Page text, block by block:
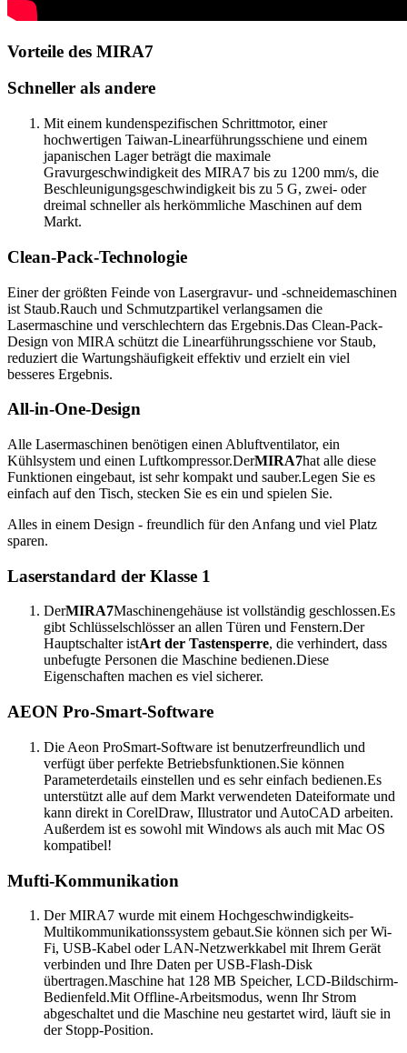
Vorteile des MIRA7
Schneller als andere
Mit einem kundenspezifischen Schrittmotor, einer
hochwertigen Taiwan-Linearführungsschiene und einem
japanischen Lager beträgt die maximale
Gravurgeschwindigkeit des MIRA7 bis zu 1200 mm/s, die
Beschleunigungsgeschwindigkeit bis zu 5 G, zwei- oder
dreimal schneller als herkömmliche Maschinen auf dem
Markt.
Clean-Pack-Technologie
Einer der größten Feinde von Lasergravur- und -schneidemaschinen
ist Staub.Rauch und Schmutzpartikel verlangsamen die
Lasermaschine und verschlechtern das Ergebnis.Das Clean-Pack-
Design von MIRA schützt die Linearführungsschiene vor Staub,
reduziert die Wartungshäufigkeit effektiv und erzielt ein viel
besseres Ergebnis.
All-in-One-Design
Alle Lasermaschinen benötigen einen Abluftventilator, ein
Kühlsystem und einen Luftkompressor.DerMIRA7hat alle diese
Funktionen eingebaut, ist sehr kompakt und sauber.Legen Sie es
einfach auf den Tisch, stecken Sie es ein und spielen Sie.
Alles in einem Design - freundlich für den Anfang und viel Platz
sparen.
Laserstandard der Klasse 1
DerMIRA7Maschinengehäuse ist vollständig geschlossen.Es
gibt Schlüsselschlösser an allen Türen und Fenstern.Der
Hauptschalter istArt der Tastensperre, die verhindert, dass
unbefugte Personen die Maschine bedienen.Diese
Eigenschaften machen es viel sicherer.
AEON Pro-Smart-Software
Die Aeon ProSmart-Software ist benutzerfreundlich und
verfügt über perfekte Betriebsfunktionen.Sie können
Parameterdetails einstellen und es sehr einfach bedienen.Es
unterstützt alle auf dem Markt verwendeten Dateiformate und
kann direkt in CorelDraw, Illustrator und AutoCAD arbeiten.
Außerdem ist es sowohl mit Windows als auch mit Mac OS
kompatibel!
Mufti-Kommunikation
Der MIRA7 wurde mit einem Hochgeschwindigkeits-
Multikommunikationssystem gebaut.Sie können sich per Wi-
Fi, USB-Kabel oder LAN-Netzwerkkabel mit Ihrem Gerät
verbinden und Ihre Daten per USB-Flash-Disk
übertragen.Maschine hat 128 MB Speicher, LCD-Bildschirm-
Bedienfeld.Mit Offline-Arbeitsmodus, wenn Ihr Strom
abgeschaltet und die Maschine neu gestartet wird, läuft sie in
der Stopp-Position.